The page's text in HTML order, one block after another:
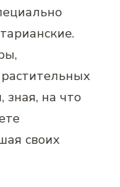
зная, на что
своих